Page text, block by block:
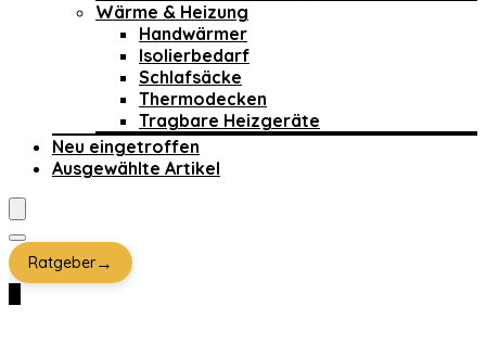
Wärme & Heizung
Handwärmer
Isolierbedarf
Schlafsäcke
Thermodecken
Tragbare Heizgeräte
Neu eingetroffen
Ausgewählte Artikel
Ratgeber→